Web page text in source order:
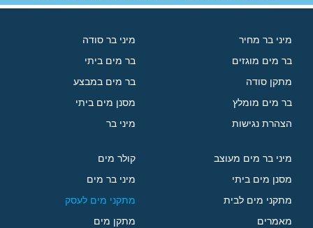
מיני בר מחיר
בר מים מוגזים
מתקן סודה
בר מים מומלץ
הצהרת נגישות
מיני בר סודה
בר מים ביתי
בר מים במבצע
מסנן מים ביתי
מיני בר
מיני בר מים מעוצב
מסנן מים ביתי
מתקני מים לבית
מאמרים
קולר מים
מיני בר מים
מתקני מים לעסק
מתקן מים